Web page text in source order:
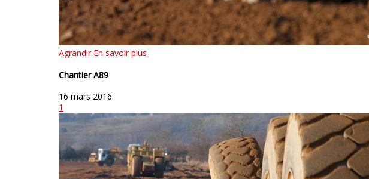
Agrandir En savoir plus
Chantier A89
16 mars 2016
1